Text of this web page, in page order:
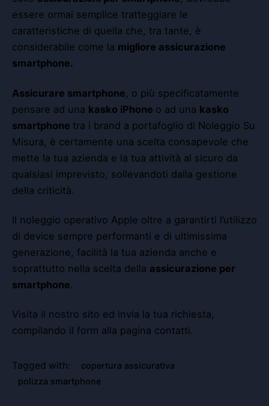
essere ormai semplice tratteggiare le
caratteristiche di quella che, tra tante, è
considerabile come la migliore assicurazione
smartphone.
Assicurare smartphone, o più specificatamente
pensare ad una kasko iPhone o ad una kasko
smartphone tra i brand a portafoglio di Noleggio Su
Misura, è certamente una scelta consapevole che
mette la tua azienda e la tua attività al sicuro da
qualsiasi imprevisto, sollevandoti dalla gestione
della criticità.
Il noleggio operativo Apple oltre a garantirti l’utilizzo
di device sempre performanti e di ultimissima
generazione, facilità la tua azienda anche e
soprattutto nella scelta della assicurazione per
smartphone.
Visita il nostro sito ed invia la tua richiesta,
compilando il form alla pagina contatti.
Tagged with:
copertura assicurativa
polizza smartphone